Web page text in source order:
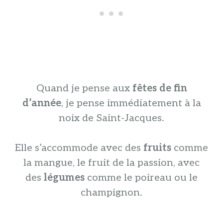
Quand je pense aux fêtes de fin
d’année, je pense immédiatement à la
noix de Saint-Jacques.
Elle s’accommode avec des fruits comme
la mangue, le fruit de la passion, avec
des légumes comme le poireau ou le
champignon.